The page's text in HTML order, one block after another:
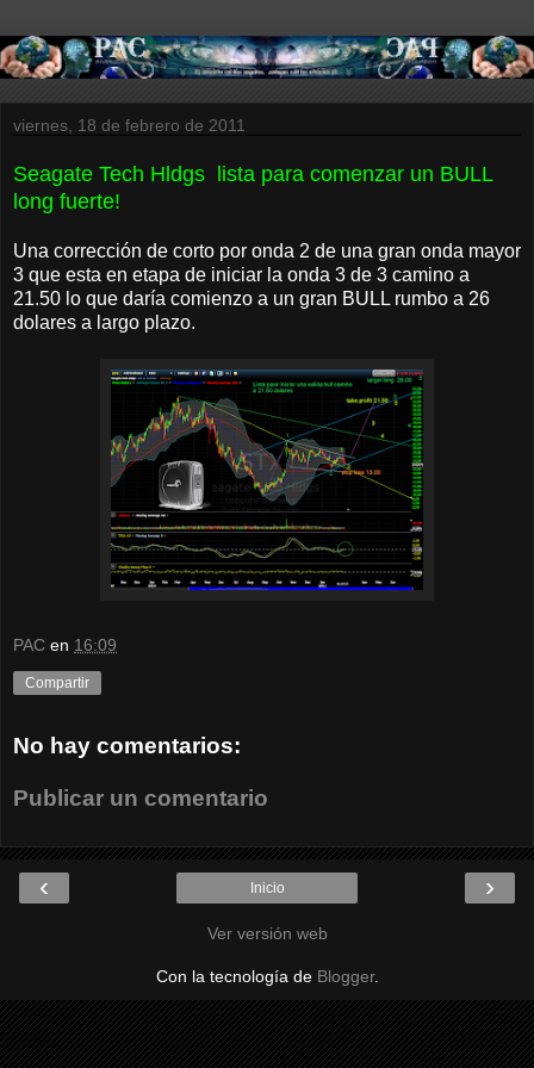
viernes, 18 de febrero de 2011
Seagate Tech Hldgs lista para comenzar un BULL
long fuerte!
Una corrección de corto por onda 2 de una gran onda mayor
3 que esta en etapa de iniciar la onda 3 de 3 camino a
21.50 lo que daría comienzo a un gran BULL rumbo a 26
dolares a largo plazo.
PAC en 16:09
Compartir
No hay comentarios:
Publicar un comentario
‹ ›
Inicio
Ver versión web
Con la tecnología de Blogger.